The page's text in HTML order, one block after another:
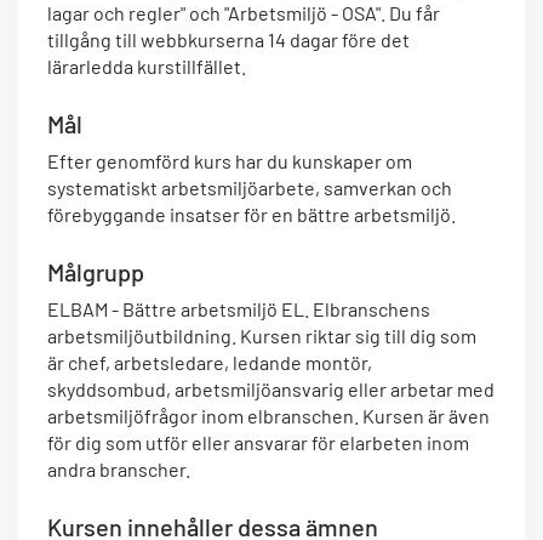
lagar och regler" och "Arbetsmiljö - OSA". Du får
tillgång till webbkurserna 14 dagar före det
lärarledda kurstillfället.
Mål
Efter genomförd kurs har du kunskaper om
systematiskt arbetsmiljöarbete, samverkan och
förebyggande insatser för en bättre arbetsmiljö.
Målgrupp
ELBAM - Bättre arbetsmiljö EL. Elbranschens
arbetsmiljöutbildning. Kursen riktar sig till dig som
är chef, arbetsledare, ledande montör,
skyddsombud, arbetsmiljöansvarig eller arbetar med
arbetsmiljöfrågor inom elbranschen. Kursen är även
för dig som utför eller ansvarar för elarbeten inom
andra branscher.
Kursen innehåller dessa ämnen